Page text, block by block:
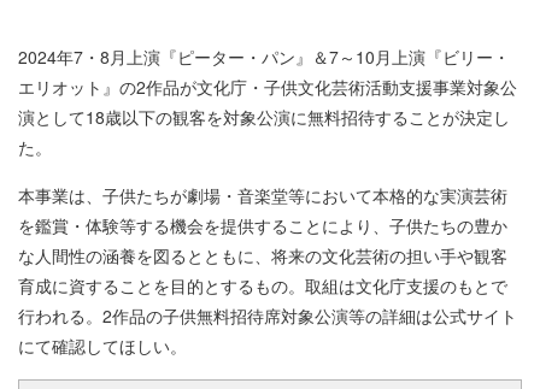
2024年7・8月上演『ピーター・パン』＆7～10月上演『ビリー・
エリオット』の2作品が文化庁・子供文化芸術活動支援事業対象公
演として18歳以下の観客を対象公演に無料招待することが決定し
た。
本事業は、子供たちが劇場・音楽堂等において本格的な実演芸術
を鑑賞・体験等する機会を提供することにより、子供たちの豊か
な人間性の涵養を図るとともに、将来の文化芸術の担い手や観客
育成に資することを目的とするもの。取組は文化庁支援のもとで
行われる。2作品の子供無料招待席対象公演等の詳細は公式サイト
にて確認してほしい。